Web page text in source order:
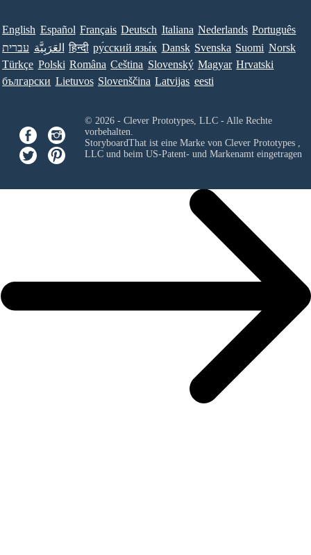
English Español Français Deutsch Italiana Nederlands Português
עברית العَرَبِيَّة हिन्दी ру́сский язы́к Dansk Svenska Suomi Norsk
Türkçe Polski Româna Ceština Slovenský Magyar Hrvatski
български Lietuvos Slovenščina Latvijas eesti
© 2026 - Clever Prototypes, LLC - Alle Rechte
vorbehalten.
StoryboardThat ist eine Marke von Clever Prototypes ,
LLCund beim US-Patent- und Markenamt eingetragen